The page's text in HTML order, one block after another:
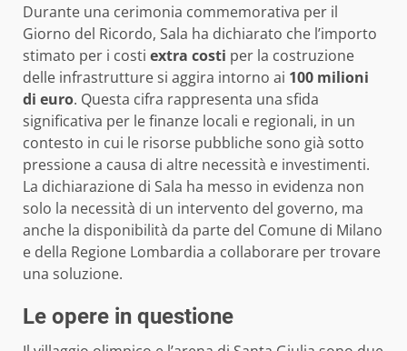
Durante una cerimonia commemorativa per il
Giorno del Ricordo, Sala ha dichiarato che l’importo
stimato per i costi extra costi per la costruzione
delle infrastrutture si aggira intorno ai 100 milioni
di euro. Questa cifra rappresenta una sfida
significativa per le finanze locali e regionali, in un
contesto in cui le risorse pubbliche sono già sotto
pressione a causa di altre necessità e investimenti.
La dichiarazione di Sala ha messo in evidenza non
solo la necessità di un intervento del governo, ma
anche la disponibilità da parte del Comune di Milano
e della Regione Lombardia a collaborare per trovare
una soluzione.
Le opere in questione